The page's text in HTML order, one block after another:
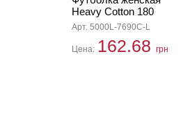
Heavy Cotton 180
Арт. 5000L-7690C-L
Цена: 162.68 грн